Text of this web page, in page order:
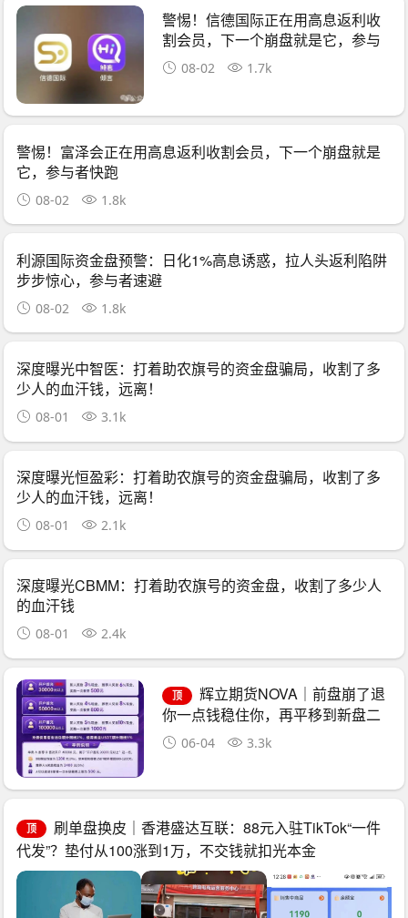
警惕！信德国际正在用高息返利收
割会员，下一个崩盘就是它，参与
者快跑
08-02 1.7k
警惕！富泽会正在用高息返利收割会员，下一个崩盘就是
它，参与者快跑
08-02 1.8k
利源国际资金盘预警：日化1%高息诱惑，拉人头返利陷阱
步步惊心，参与者速避
08-02 1.8k
深度曝光中智医：打着助农旗号的资金盘骗局，收割了多
少人的血汗钱，远离！
08-01 3.1k
深度曝光恒盈彩：打着助农旗号的资金盘骗局，收割了多
少人的血汗钱，远离！
08-01 2.1k
深度曝光CBMM：打着助农旗号的资金盘，收割了多少人
的血汗钱
08-01 2.4k
顶
辉立期货NOVA｜前盘崩了退
你一点钱稳住你，再平移到新盘二
次收割——诈骗团伙的“平移换壳流
水线”已跑了三次
06-04 3.3k
顶
刷单盘换皮｜香港盛达互联：88元入驻TikTok“一件
代发”？垫付从100涨到1万，不交钱就扣光本金